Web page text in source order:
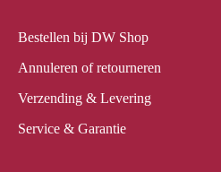
Bestellen bij DW Shop
Annuleren of retourneren
Verzending & Levering
Service & Garantie